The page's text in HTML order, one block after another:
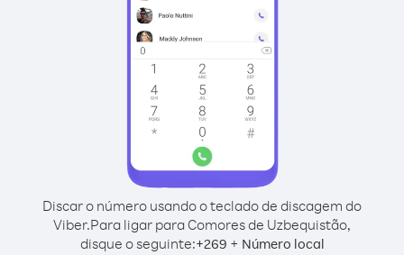
Discar o número usando o teclado de discagem do
Viber.Para ligar para Comores de Uzbequistão,
disque o seguinte:+269 + Número local